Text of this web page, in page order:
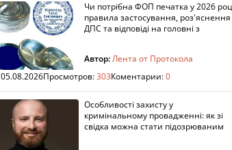
Чи потрібна ФОП печатка у 2026
правила застосування, роз'яснення
ДПС та відповіді на головні з
Автор:Лента от Протокола
05.08.2026Просмотров:303Коментарии:0
Особливості захисту у
кримінальному провадженні: як зі
свідка можна стати підозрюваним